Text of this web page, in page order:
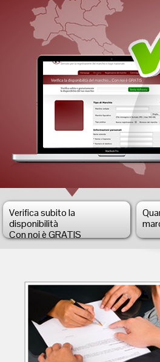
Verifica subito la
disponibilità
Con noi è GRATIS